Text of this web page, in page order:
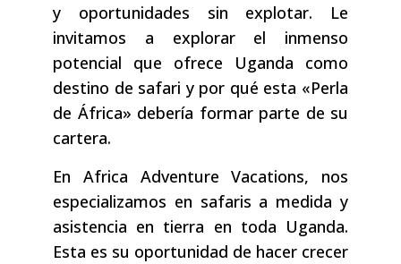
y oportunidades sin explotar. Le
invitamos a explorar el inmenso
potencial que ofrece Uganda como
destino de safari y por qué esta «Perla
de África» debería formar parte de su
cartera.
En Africa Adventure Vacations, nos
especializamos en safaris a medida y
asistencia en tierra en toda Uganda.
Esta es su oportunidad de hacer crecer